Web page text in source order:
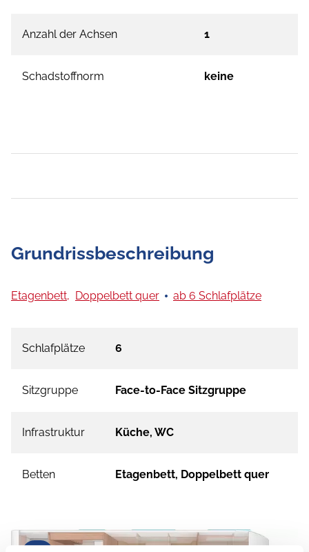
Anzahl der Achsen 1
Schadstoffnorm keine
Grundrissbeschreibung
Etagenbett, Doppelbett quer ab 6 Schlafplätze
Schlafplätze 6
Sitzgruppe Face-to-Face Sitzgruppe
Infrastruktur Küche, WC
Betten Etagenbett, Doppelbett quer